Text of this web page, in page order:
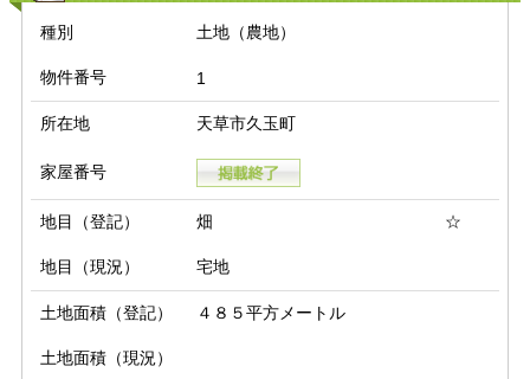
種別 土地（農地）
物件番号 1
所在地 天草市久玉町
家屋番号
地目（登記） 畑 ☆
地目（現況） 宅地
土地面積（登記） ４８５平方メートル
土地面積（現況）